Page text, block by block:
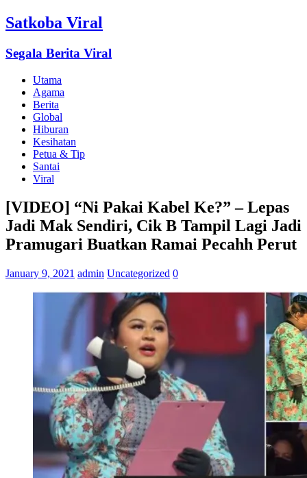
Satkoba Viral
Segala Berita Viral
Utama
Agama
Berita
Global
Hiburan
Kesihatan
Petua & Tip
Santai
Viral
[VIDEO] “Ni Pakai Kabel Ke?” – Lepas
Jadi Mak Sendiri, Cik B Tampil Lagi Jadi
Pramugari Buatkan Ramai Pecahh Perut
January 9, 2021 admin Uncategorized 0